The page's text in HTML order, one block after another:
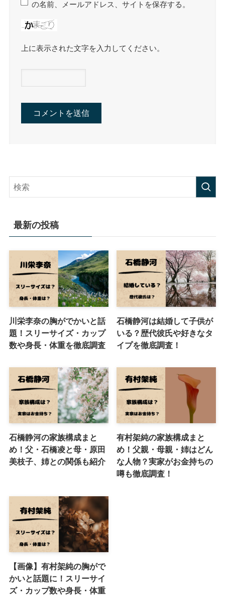
の名前、メールアドレス、サイトを保存する。
上に表示された文字を入力してください。
最新の投稿
川栄李奈の胸がでかいと話
題！スリーサイズ・カップ
数や身長・体重を徹底調査
石橋静河は結婚して子供が
いる？歴代彼氏や好きなタ
イプを徹底調査！
石橋静河の家族構成まと
め！父・石橋凌と母・原田
美枝子、姉との関係も紹介
有村架純の家族構成まと
め！父親・母親・姉はどん
な人物？実家がお金持ちの
噂も徹底調査！
【画像】有村架純の胸がで
かいと話題に！スリーサイ
ズ・カップ数や身長・体重